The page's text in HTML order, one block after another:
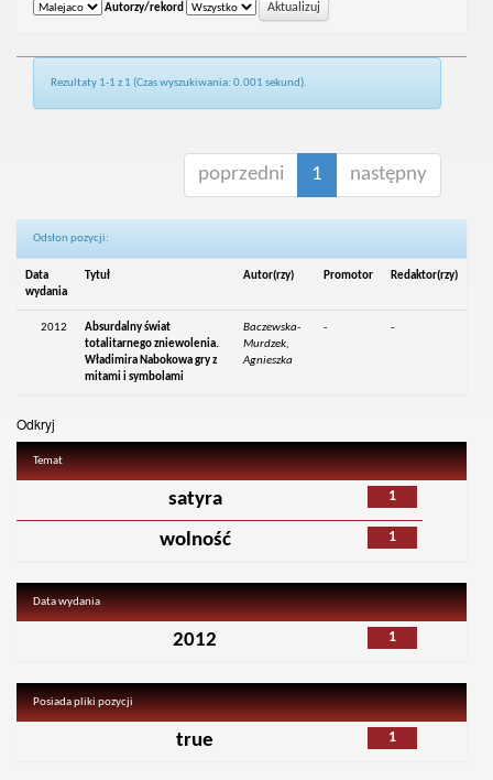
Autorzy/rekord
Rezultaty 1-1 z 1 (Czas wyszukiwania: 0.001 sekund).
poprzedni 1 następny
Odsłon pozycji:
Data
wydania
Tytuł Autor(rzy) Promotor Redaktor(rzy)
2012
Absurdalny świat
totalitarnego zniewolenia.
Władimira Nabokowa gry z
mitami i symbolami
Baczewska-
Murdzek,
Agnieszka
- -
Odkryj
Temat
1
satyra
1
wolność
Data wydania
1
2012
Posiada pliki pozycji
1
true